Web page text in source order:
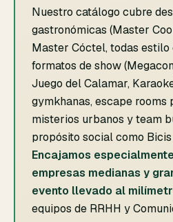
Nuestro catálogo cubre
gastronómicas (Master
Master Cóctel, todas estilo
formatos de show
Juego del Calamar,
gymkhanas, escape rooms
misterios urbanos y team
propósito social como
Encajamos
empresas medianas y
evento llevado al
equipos de RRHH y